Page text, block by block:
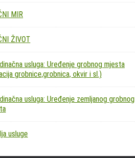
MIR
ŽIVOT
usluga: Uređenje grobnog mjesta
grobnice,grobnica, okvir i sl.)
usluga: Uređenje zemljanog grobnog
usluge